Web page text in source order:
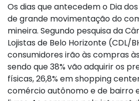
Os dias que antecedem o Dia
de grande movimentação do
mineira. Segundo pesquisa da
Lojistas de Belo Horizonte (CDL/
consumidores irão às compras
sendo que 38% vão adquirir os
físicas, 26,8% em shopping
comércio autônomo e de bairro